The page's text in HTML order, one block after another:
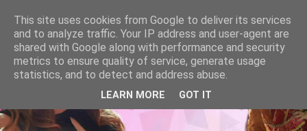
This site uses cookies from Google to deliver its services
and to analyze traffic. Your IP address and user-agent are
shared with Google along with performance and security
metrics to ensure quality of service, generate usage
statistics, and to detect and address abuse.
LEARN MORE GOT IT